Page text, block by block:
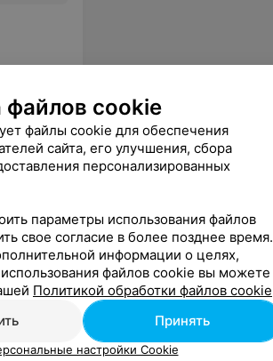
файлов cookie
файлы cookie для обеспечения
сайта, его улучшения, сбора
персонализированных
параметры использования файлов
свое согласие в более позднее время.
информации о целях,
файлов cookie вы можете
Политикой обработки файлов cookie
Принять
настройки Cookie